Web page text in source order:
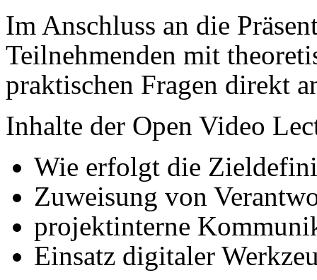
Im Anschluss an die
Teilnehmenden mit
praktischen Fragen direkt
Inhalte der Open Video
Wie erfolgt die
Zuweisung von
projektinterne
Einsatz digitaler